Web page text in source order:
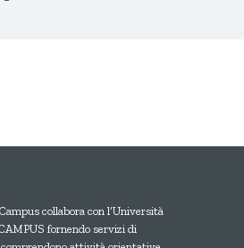
collabora con l’Università
fornendo servizi di